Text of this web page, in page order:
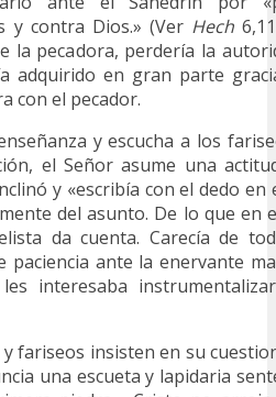
y contra Dios.» (Ver Hech
la pecadora, perdería la
adquirido en gran parte
con el pecador.
y escucha a los
el Señor asume una
y «escribía con el dedo en
del asunto. De lo que en
da cuenta. Carecía de
paciencia ante la enervante
interesaba
fariseos insisten en su
una escueta y lapidaria